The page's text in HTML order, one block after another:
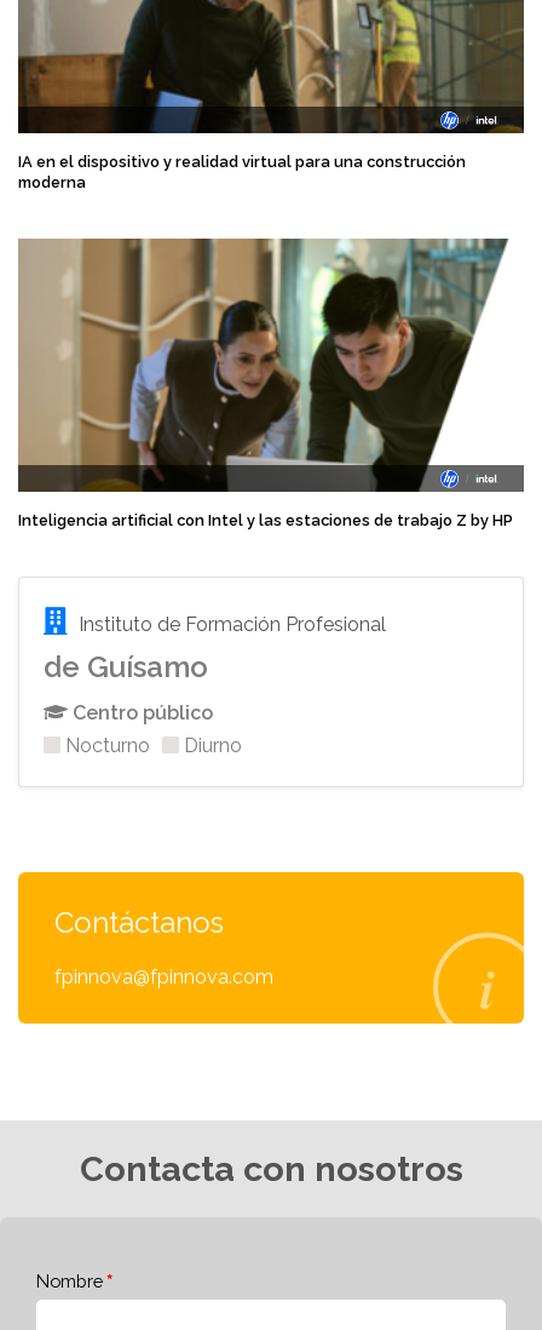
IA en el dispositivo y realidad virtual para una construcción
moderna
Inteligencia artificial con Intel y las estaciones de trabajo Z by HP
Instituto de Formación Profesional
de Guísamo
Centro público
Nocturno
Diurno
Contáctanos
fpinnova@fpinnova.com
Contacta con nosotros
Nombre